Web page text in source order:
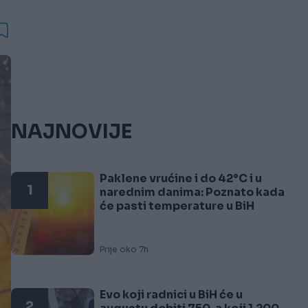
NAJNOVIJE
1
Paklene vrućine i do 42°C i u
narednim danima: Poznato kada
će pasti temperature u BiH
Prije oko 7h
Evo koji radnici u BiH će u